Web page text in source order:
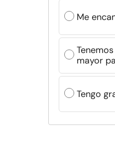
Me
mayor
Tengo